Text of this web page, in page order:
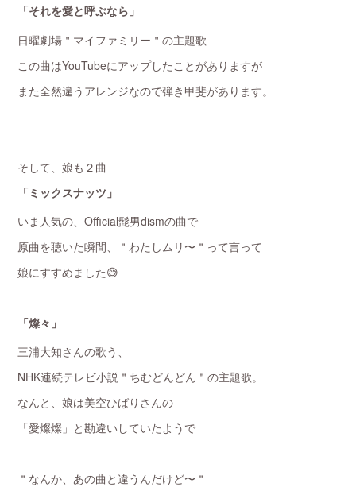
「それを愛と呼ぶなら」
日曜劇場＂マイファミリー＂の主題歌
この曲はYouTubeにアップしたことがありますが
また全然違うアレンジなので弾き甲斐があります。
そして、娘も２曲
「ミックスナッツ」
いま人気の、Official髭男dismの曲で
原曲を聴いた瞬間、＂わたしムリ〜＂って言って
娘にすすめました😅
「燦々」
三浦大知さんの歌う、
NHK連続テレビ小説＂ちむどんどん＂の主題歌。
なんと、娘は美空ひばりさんの
「愛燦燦」と勘違いしていたようで
＂なんか、あの曲と違うんだけど〜＂